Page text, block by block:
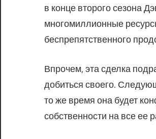
в конце второго сезона
многомиллионные
беспрепятственного
Впрочем, эта сделка
добиться своего.
то же время она будет
собственности на все ее